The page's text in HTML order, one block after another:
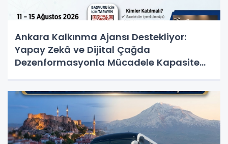
Ankara Kalkınma Ajansı Destekliyor:
Yapay Zekâ ve Dijital Çağda
Dezenformasyonla Mücadele Kapasite